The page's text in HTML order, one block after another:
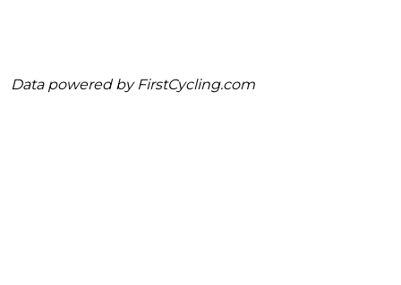
Data powered by FirstCycling.com